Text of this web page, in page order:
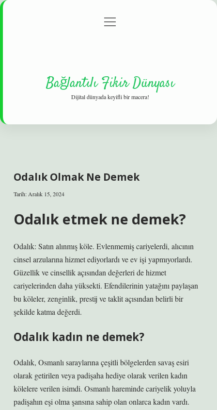
Gizlilik Politikası
menüyü
Bağlantılı Fikir Dünyası
Dijital dünyada keyifli bir macera!
Odalık Olmak Ne Demek
Tarih: Aralık 15, 2024
Odalık etmek ne demek?
Odalık: Satın alınmış köle. Evlenmemiş cariyelerdi, alıcının
cinsel arzularına hizmet ediyorlardı ve ev işi yapmıyorlardı.
Güzellik ve cinsellik açısından değerleri de hizmet
cariyelerinden daha yüksekti. Efendilerinin yatağını paylaşan
bu köleler, zenginlik, prestij ve taklit açısından belirli bir
şekilde katma değerdi.
Odalık kadın ne demek?
Odalık, Osmanlı saraylarına çeşitli bölgelerden savaş esiri
olarak getirilen veya padişaha hediye olarak verilen kadın
kölelere verilen isimdi. Osmanlı hareminde cariyelik yoluyla
padişahın eşi olma şansına sahip olan onlarca kadın vardı.